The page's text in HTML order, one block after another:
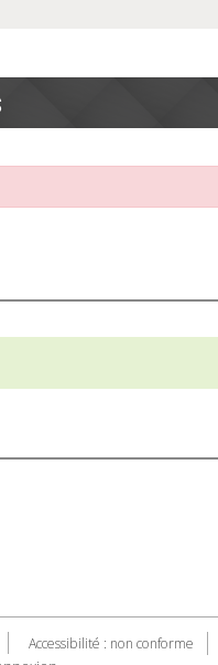
Accessibilité : non conforme